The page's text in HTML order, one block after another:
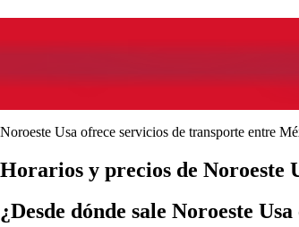
Noroeste Usa ofrece servicios de transporte entre
Horarios y precios de Noroeste
¿Desde dónde sale Noroeste